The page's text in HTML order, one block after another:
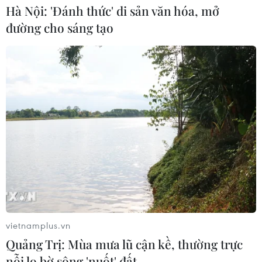
Nga và Ukraine tiếp tục tấn
công qua lại, thương vong không
ngừng gia tăng
04/08/2026 15:54
Pháp ghi nhận tháng 7 nóng nhất
Tây Ban Nha phát trực tiếp nhật thực
toàn phần từ độ cao 9.000 m
04/08/2026 13:23
Hà Nội: 'Đánh thức' di sản văn hóa, mở
đường cho sáng tạo
vietnamplus.vn
Quảng Trị: Mùa mưa lũ cận kề, thường trực